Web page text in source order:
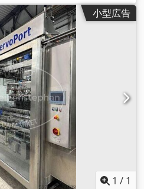
小型広告
1 / 1